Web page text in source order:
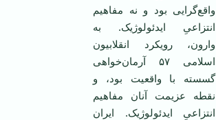
واقع‌گرایی بود و نه مفاهیم
انتزاعیِ ایدئولوژیک. به
وارون، رویکرد انقلابیون
اسلامی ۵۷ آرمان‌خواهی
گسسته با واقعیت بود، و
نقطه عزیمت آنان مفاهیم
انتزاعیِ ایدئولوژیک. ایران